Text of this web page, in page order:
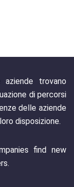
trovano
di percorsi
delle aziende
disposizione.
find new